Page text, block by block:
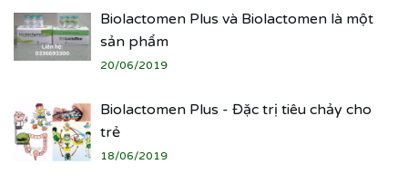
Biolactomen Plus và Biolactomen là một
sản phẩm
20/06/2019
Biolactomen Plus - Đặc trị tiêu chảy cho
trẻ
18/06/2019